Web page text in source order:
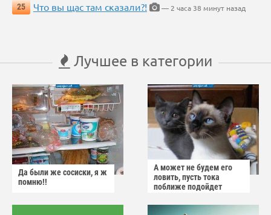
25
Что вы щас там сказали?! — 2 часа 38 минут назад
Лучшее в категории
Да были же сосиски, я ж
помню!!
А может не будем его
ловить, пусть тока
поближе подойдет